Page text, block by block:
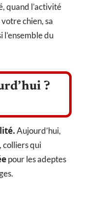
quand l’activité
chien, sa
l’ensemble du
?
Aujourd’hui,
colliers qui
pour les adeptes